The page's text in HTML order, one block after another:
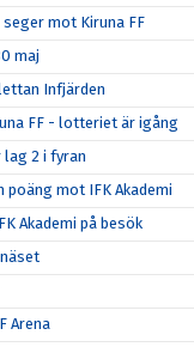
mot Kiruna FF
maj
Infjärden
FF - lotteriet är igång
lag 2 i fyran
mot IFK Akademi
Akademi på besök
Arena